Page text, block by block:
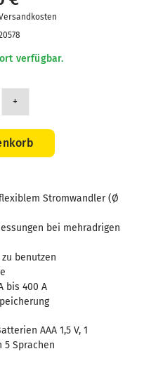
verfügbar.
Stromwandler (Ø
bei mehradrigen
benutzen
bis 400 A
AAA 1,5 V, 1
5 Sprachen